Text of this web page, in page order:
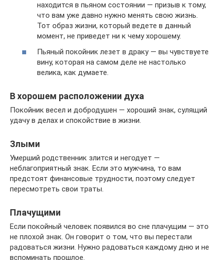
находится в пьяном состоянии — призыв к тому,
что вам уже давно нужно менять свою жизнь.
Тот образ жизни, который ведете в данный
момент, не приведет ни к чему хорошему.
Пьяный покойник лезет в драку — вы чувствуете
вину, которая на самом деле не настолько
велика, как думаете.
В хорошем расположении духа
Покойник весел и добродушен — хороший знак, сулящий
удачу в делах и спокойствие в жизни.
Злыми
Умерший родственник злится и негодует —
неблагоприятный знак. Если это мужчина, то вам
предстоят финансовые трудности, поэтому следует
пересмотреть свои траты.
Плачущими
Если покойный человек появился во сне плачущим — это
не плохой знак. Он говорит о том, что вы перестали
радоваться жизни. Нужно радоваться каждому дню и не
вспоминать прошлое.